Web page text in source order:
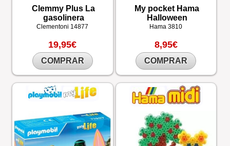
Clemmy Plus La
gasolinera
Clementoni 14877
19,95€
COMPRAR
My pocket Hama
Halloween
Hama3810
8,95€
COMPRAR